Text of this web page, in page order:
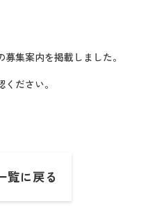
集案内を掲載しました。
ださい。
覧に戻る